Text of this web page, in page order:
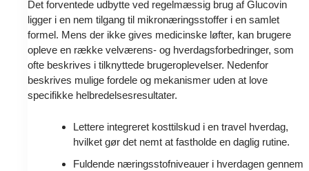
Det forventede udbytte ved regelmæssig brug af Glucovin
ligger i en nem tilgang til mikronæringsstoffer i en samlet
formel. Mens der ikke gives medicinske løfter, kan brugere
opleve en række velværens- og hverdagsforbedringer, som
ofte beskrives i tilknyttede brugeroplevelser. Nedenfor
beskrives mulige fordele og mekanismer uden at love
specifikke helbredelsesresultater.
Lettere integreret kosttilskud i en travel hverdag,
hvilket gør det nemt at fastholde en daglig rutine.
Fuldende næringsstofniveauer i hverdagen gennem